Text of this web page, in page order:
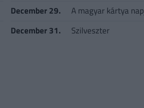
December 29.
A magyar kártya
December 31.
Szilveszter